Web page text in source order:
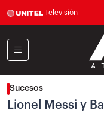
Televisión
Sucesos
Lionel Messi y